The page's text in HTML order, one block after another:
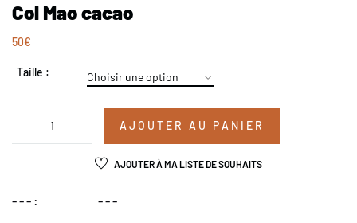
Col Mao cacao
50€
Taille :
AJOUTER AU PANIER
AJOUTER À MA LISTE DE SOUHAITS
- - - : - - -